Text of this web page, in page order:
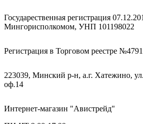
Государественная регистрация
Мингорисполкомом, УНП 101198022
Регистрация в Торговом реестре
223039, Минский р-н, а.г. Хатежино,
оф.14
Интернет-магазин "Авистрейд"